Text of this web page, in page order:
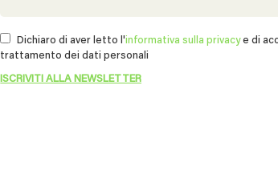
Dichiaro di aver letto l'informativa sulla privacye di
trattamento dei dati personali